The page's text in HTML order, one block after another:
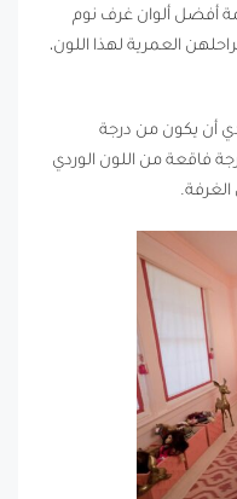
أفضل ألوان غرف نوم
العمرية لهذا اللون،
أن يكون من درجة
فاقعة من اللون الوردي